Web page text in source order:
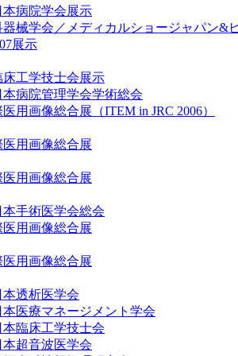
本病院学会展示
器械学会／メディカルショージャパン&
展示
床工学技士会展示
本病院管理学会学術総会
医用画像総合展（ITEM in JRC 2006）
医用画像総合展
医用画像総合展
本手術医学会総会
医用画像総合展
医用画像総合展
本透析医学会
医療マネージメント学会
本臨床工学技士会
本超音波医学会